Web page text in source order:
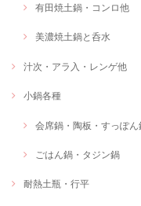
有田焼土鍋・コンロ他
美濃焼土鍋と呑水
汁次・アラ入・レンゲ他
小鍋各種
会席鍋・陶板・すっぽん
ごはん鍋・タジン鍋
耐熱土瓶・行平